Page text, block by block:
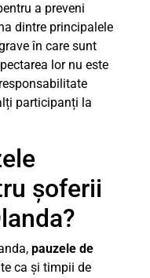
a preveni
dintre principalele
în care sunt
lor nu este
participanți la
șoferii
pauzele de
ca și timpii de